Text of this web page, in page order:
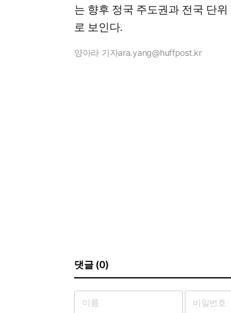
는 향후 정국 주도권과 전국 단
로 보인다.
양아라 기자ara.yang@huffpost.kr
댓글 (0)